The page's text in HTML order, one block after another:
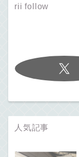
rii follow
人気記事